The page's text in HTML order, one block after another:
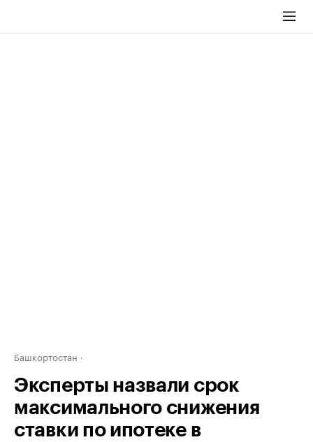
Башкортостан
Эксперты назвали срок
максимального снижения
ставки по ипотеке в